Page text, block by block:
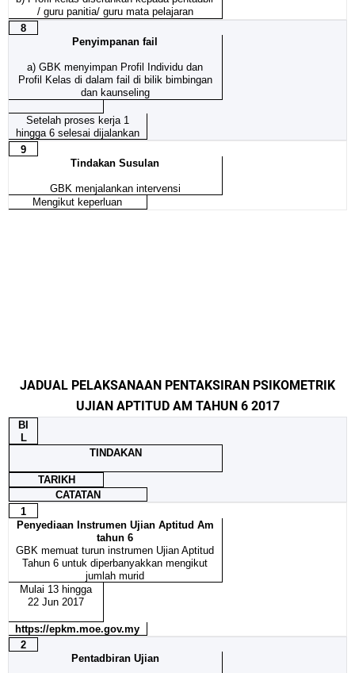
/ guru panitia/ guru mata pelajaran
8
Penyimpanan fail
a) GBK menyimpan Profil Individu dan
Profil Kelas di dalam fail di bilik bimbingan
dan kaunseling
Setelah proses kerja 1
hingga 6 selesai dijalankan
9
Tindakan Susulan
GBK menjalankan intervensi
Mengikut keperluan
JADUAL PELAKSANAAN PENTAKSIRAN PSIKOMETRIK
UJIAN APTITUD AM TAHUN 6 2017
BI
L
TINDAKAN
TARIKH
CATATAN
1
Penyediaan Instrumen Ujian Aptitud Am
tahun 6
GBK memuat turun instrumen Ujian Aptitud
Tahun 6 untuk diperbanyakkan mengikut
jumlah murid
Mulai 13 hingga
22 Jun 2017
https://epkm.moe.gov.my
2
Pentadbiran Ujian